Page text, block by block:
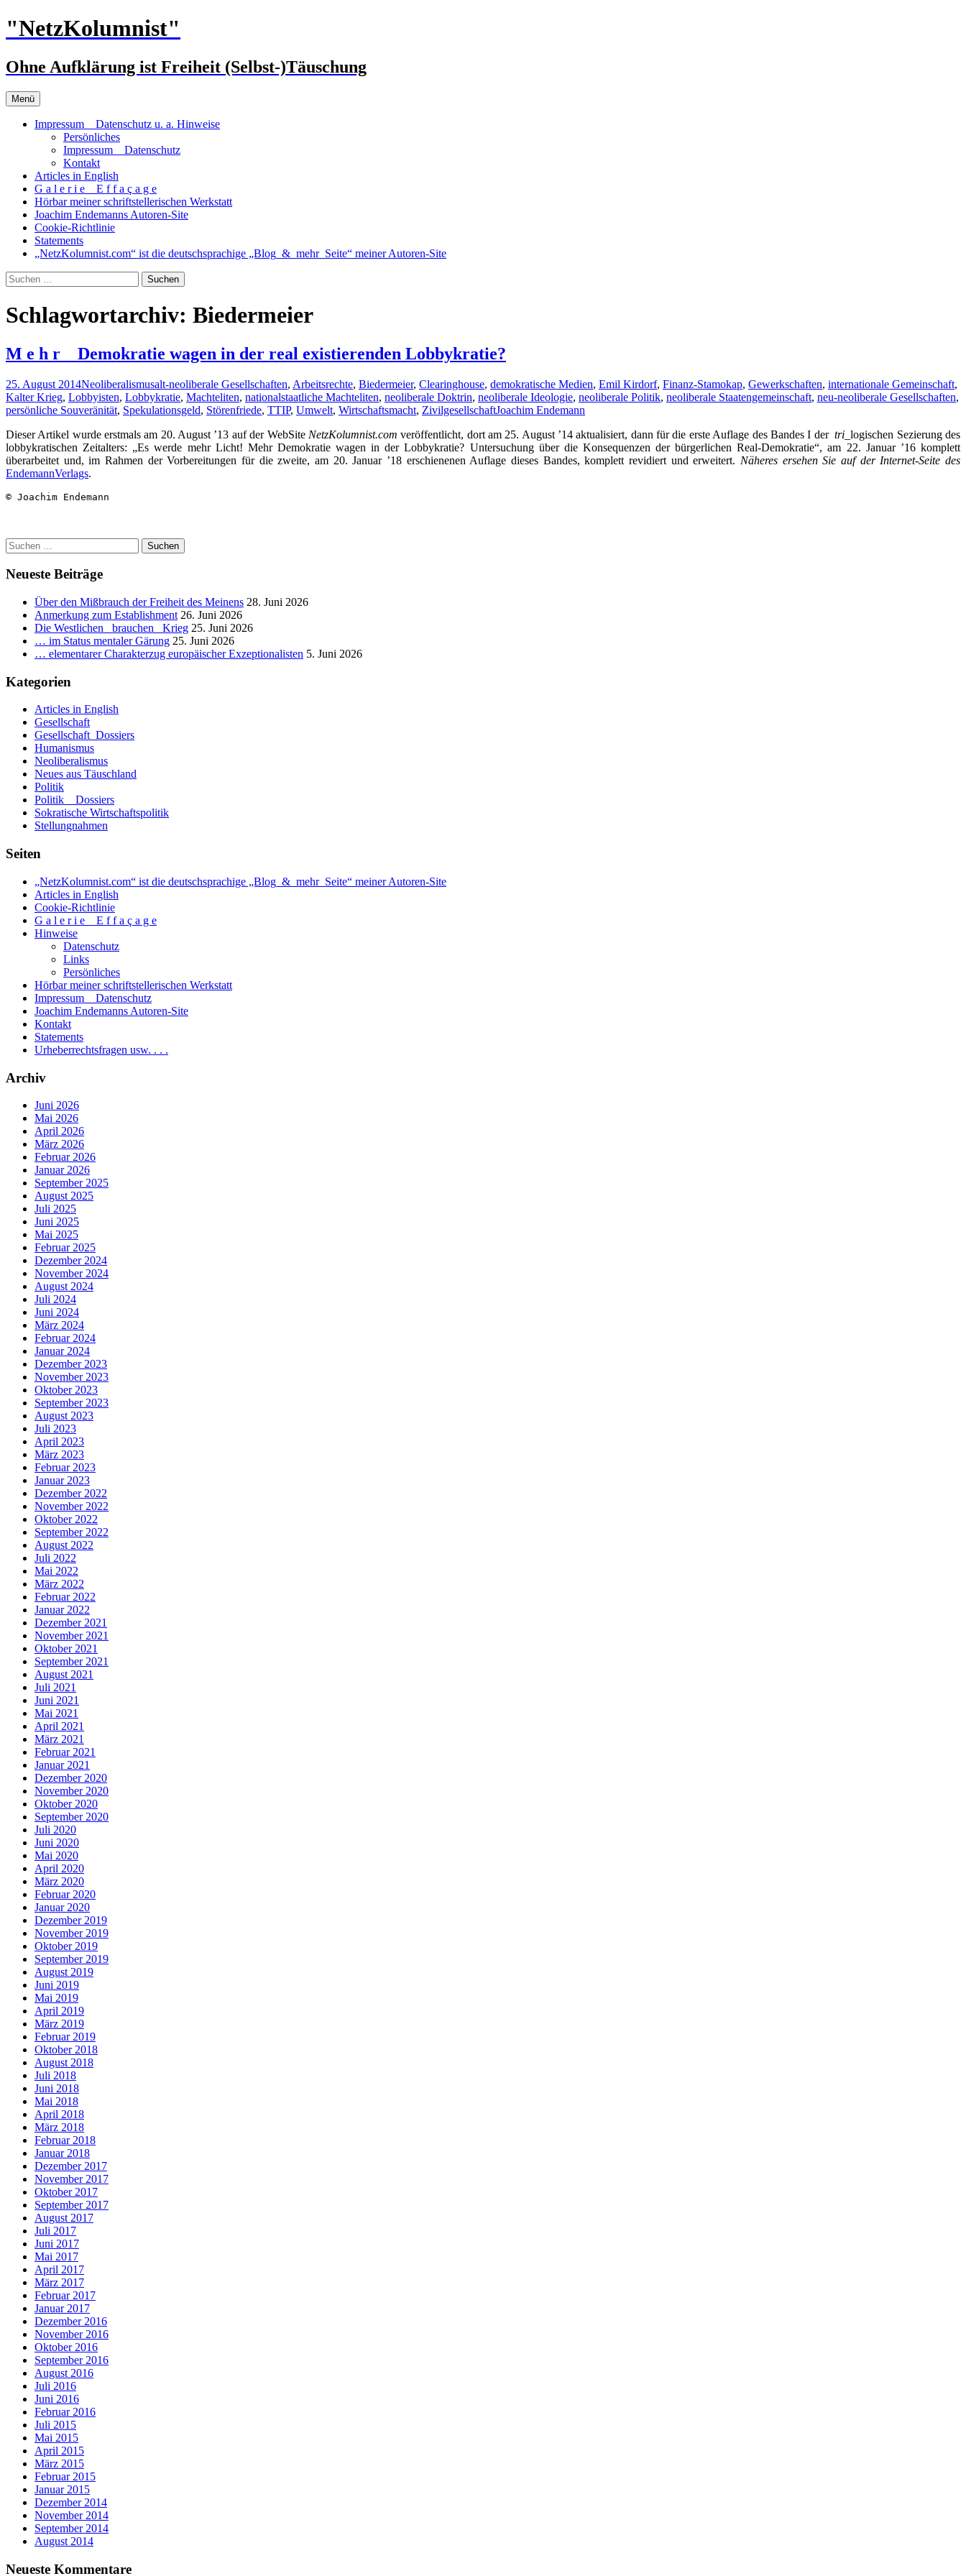
Zum
Inhalt
"NetzKolumnist"
Ohne Aufklärung ist Freiheit (Selbst-)Täuschung
Menü
Impressum _ Datenschutz u. a. Hinweise
Persönliches
Impressum _ Datenschutz
Kontakt
Articles in English
G a l e r i e _ E f f a ç a g e
Hörbar meiner schriftstellerischen Werkstatt
Joachim Endemanns Autoren-Site
Cookie-Richtlinie
Statements
„NetzKolumnist.com“ ist die deutschsprachige „Blog_&_mehr_Seite“ meiner Autoren-Site
Suchen
nach:
Schlagwortarchiv: Biedermeier
M e h r _ Demokratie wagen in der real existierenden Lobbykratie?
25. August 2014Neoliberalismusalt-neoliberale Gesellschaften, Arbeitsrechte, Biedermeier, Clearinghouse, demokratische Medien, Emil Kirdorf, Finanz-Stamokap, Gewerkschaften, internationale Gemeinschaft,
Kalter Krieg, Lobbyisten, Lobbykratie, Machteliten, nationalstaatliche Machteliten, neoliberale Doktrin, neoliberale Ideologie, neoliberale Politik, neoliberale Staatengemeinschaft, neu-neoliberale Gesellschaften,
persönliche Souveränität, Spekulationsgeld, Störenfriede, TTIP, Umwelt, Wirtschaftsmacht, ZivilgesellschaftJoachim Endemann
Dieser Artikel wurde erstmals am 20. August ’13 auf der WebSite NetzKolumnist.com veröffentlicht, dort am 25. August ’14 aktualisiert, dann für die erste Auflage des Bandes I dertri _logischen Sezierung des
lobbykratischen Zeitalters: „Es werde mehr Licht! Mehr Demokratie wagen in der Lobbykratie? Untersuchung über die Konsequenzen der bürgerlichen Real-Demokratie“, am 22. Januar ’16 komplett
überarbeitet und, im Rahmen der Vorbereitungen für die zweite, am 20. Januar ’18 erschienenen Auflage dieses Bandes, komplett revidiert und erweitert. Näheres ersehen Sie auf der Internet-Seite des
EndemannVerlags.
© Joachim Endemann
Suchen
nach:
Neueste Beiträge
Über den Mißbrauch der Freiheit des Meinens 28. Juni 2026
Anmerkung zum Establishment 26. Juni 2026
Die Westlichen _brauchen_ Krieg 25. Juni 2026
… im Status mentaler Gärung 25. Juni 2026
… elementarer Charakterzug europäischer Exzeptionalisten 5. Juni 2026
Kategorien
Articles in English
Gesellschaft
Gesellschaft_Dossiers
Humanismus
Neoliberalismus
Neues aus Täuschland
Politik
Politik _ Dossiers
Sokratische Wirtschaftspolitik
Stellungnahmen
Seiten
„NetzKolumnist.com“ ist die deutschsprachige „Blog_&_mehr_Seite“ meiner Autoren-Site
Articles in English
Cookie-Richtlinie
G a l e r i e _ E f f a ç a g e
Hinweise
Datenschutz
Links
Persönliches
Hörbar meiner schriftstellerischen Werkstatt
Impressum _ Datenschutz
Joachim Endemanns Autoren-Site
Kontakt
Statements
Urheberrechtsfragen usw. . . .
Archiv
Juni 2026
Mai 2026
April 2026
März 2026
Februar 2026
Januar 2026
September 2025
August 2025
Juli 2025
Juni 2025
Mai 2025
Februar 2025
Dezember 2024
November 2024
August 2024
Juli 2024
Juni 2024
März 2024
Februar 2024
Januar 2024
Dezember 2023
November 2023
Oktober 2023
September 2023
August 2023
Juli 2023
April 2023
März 2023
Februar 2023
Januar 2023
Dezember 2022
November 2022
Oktober 2022
September 2022
August 2022
Juli 2022
Mai 2022
März 2022
Februar 2022
Januar 2022
Dezember 2021
November 2021
Oktober 2021
September 2021
August 2021
Juli 2021
Juni 2021
Mai 2021
April 2021
März 2021
Februar 2021
Januar 2021
Dezember 2020
November 2020
Oktober 2020
September 2020
Juli 2020
Juni 2020
Mai 2020
April 2020
März 2020
Februar 2020
Januar 2020
Dezember 2019
November 2019
Oktober 2019
September 2019
August 2019
Juni 2019
Mai 2019
April 2019
März 2019
Februar 2019
Oktober 2018
August 2018
Juli 2018
Juni 2018
Mai 2018
April 2018
März 2018
Februar 2018
Januar 2018
Dezember 2017
November 2017
Oktober 2017
September 2017
August 2017
Juli 2017
Juni 2017
Mai 2017
April 2017
März 2017
Februar 2017
Januar 2017
Dezember 2016
November 2016
Oktober 2016
September 2016
August 2016
Juli 2016
Juni 2016
Februar 2016
Juli 2015
Mai 2015
April 2015
März 2015
Februar 2015
Januar 2015
Dezember 2014
November 2014
September 2014
August 2014
Neueste Kommentare